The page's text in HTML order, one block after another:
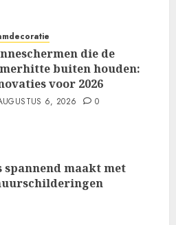
die de
buiten houden:
voor 2026
6, 2026 0
maakt met